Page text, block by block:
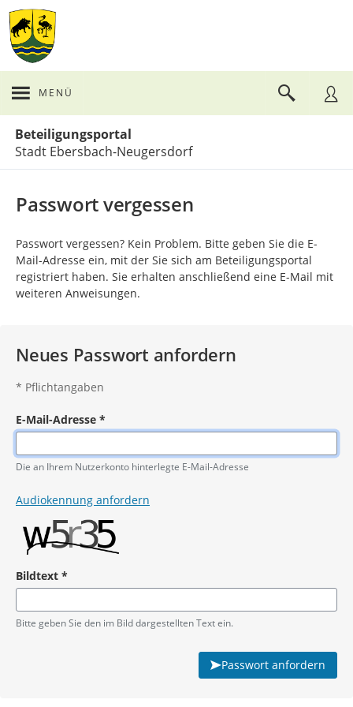
MENÜ
Beteiligungsportal
Stadt Ebersbach-Neugersdorf
Passwort vergessen
Passwort vergessen? Kein Problem. Bitte geben Sie die E-
Mail-Adresse ein, mit der Sie sich am Beteiligungsportal
registriert haben. Sie erhalten anschließend eine E-Mail mit
weiteren Anweisungen.
Neues Passwort anfordern
* Pflichtangaben
E-Mail-Adresse *
Pflichtangabe
Die an Ihrem Nutzerkonto hinterlegte E-Mail-Adresse
Audiokennung anfordern
Bildtext *
Pflichtangabe
Bitte geben Sie den im Bild dargestellten Text ein.
Passwort anfordern